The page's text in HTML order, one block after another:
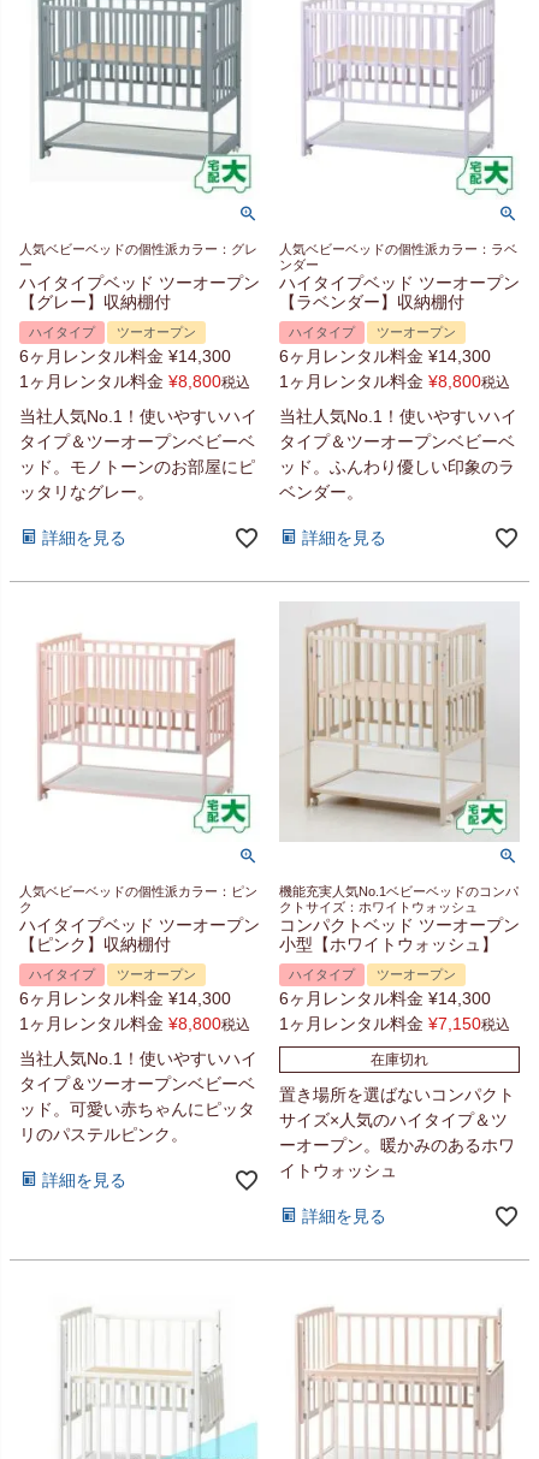
人気ベビーベッドの個性派カラー：グレ
ー
ハイタイプベッド ツーオープン
【グレー】収納棚付
ハイタイプ ツーオープン
6ヶ月レンタル料金 ¥14,300
1ヶ月レンタル料金 ¥8,800税込
当社人気No.1！使いやすいハイ
タイプ＆ツーオープンベビーベ
ッド。モノトーンのお部屋にピ
ッタリなグレー。
詳細を見る
人気ベビーベッドの個性派カラー：ラベ
ンダー
ハイタイプベッド ツーオープン
【ラベンダー】収納棚付
ハイタイプ ツーオープン
6ヶ月レンタル料金 ¥14,300
1ヶ月レンタル料金 ¥8,800税込
当社人気No.1！使いやすいハイ
タイプ＆ツーオープンベビーベ
ッド。ふんわり優しい印象のラ
ベンダー。
詳細を見る
人気ベビーベッドの個性派カラー：ピン
ク
ハイタイプベッド ツーオープン
【ピンク】収納棚付
ハイタイプ ツーオープン
6ヶ月レンタル料金 ¥14,300
1ヶ月レンタル料金 ¥8,800税込
当社人気No.1！使いやすいハイ
タイプ＆ツーオープンベビーベ
ッド。可愛い赤ちゃんにピッタ
リのパステルピンク。
詳細を見る
機能充実人気No.1ベビーベッドのコンパ
クトサイズ：ホワイトウォッシュ
コンパクトベッド ツーオープン
小型【ホワイトウォッシュ】
ハイタイプ ツーオープン
6ヶ月レンタル料金 ¥14,300
1ヶ月レンタル料金 ¥7,150税込
在庫切れ
置き場所を選ばないコンパクト
サイズ×人気のハイタイプ＆ツ
ーオープン。暖かみのあるホワ
イトウォッシュ
詳細を見る